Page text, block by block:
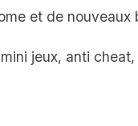
et de nouveaux
jeux, anti